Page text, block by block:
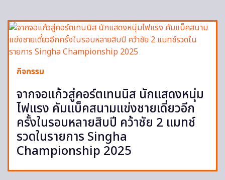
กิจกรรม
จากจอแก้วสู่คอร์ตเทนนิส นักแสดงหนุ่ม
ไฟแรง คัมแบ็คสนามแข่งชายเดี่ยวอีก
ครั้งในรอบหลายสิบปี คว้าชัย 2 แมทช์
รวดในรายการ Singha
Championship 2025